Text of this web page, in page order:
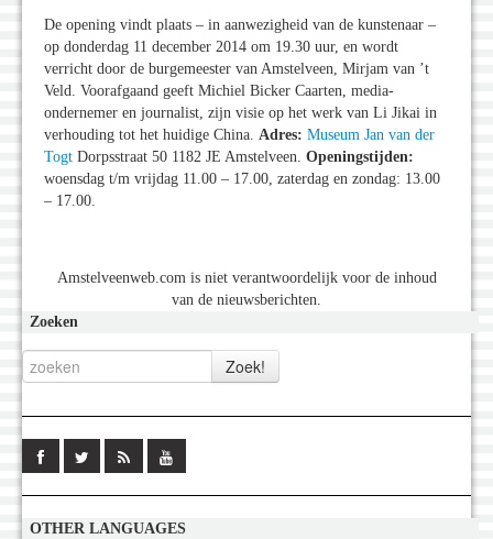
De opening vindt plaats – in aanwezigheid van de kunstenaar –
op donderdag 11 december 2014 om 19.30 uur, en wordt
verricht door de burgemeester van Amstelveen, Mirjam van ’t
Veld. Voorafgaand geeft Michiel Bicker Caarten, media-
ondernemer en journalist, zijn visie op het werk van Li Jikai in
verhouding tot het huidige China. Adres: Museum Jan van der
Togt Dorpsstraat 50 1182 JE Amstelveen. Openingstijden:
woensdag t/m vrijdag 11.00 – 17.00, zaterdag en zondag: 13.00
– 17.00.
Amstelveenweb.com is niet verantwoordelijk voor de inhoud
van de nieuwsberichten.
Zoeken
OTHER LANGUAGES